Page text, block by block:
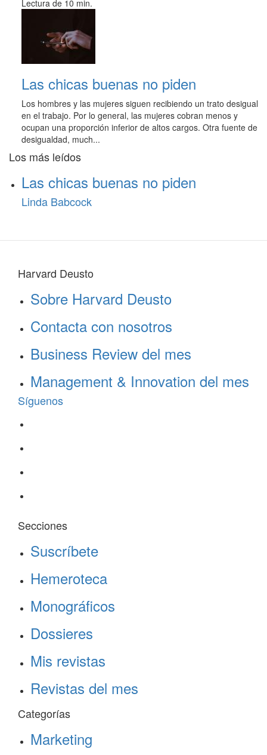
Lectura de 10 min.
Las chicas buenas no piden
Los hombres y las mujeres siguen recibiendo un trato desigual
en el trabajo. Por lo general, las mujeres cobran menos y
ocupan una proporción inferior de altos cargos. Otra fuente de
desigualdad, much...
Los más leídos
Las chicas buenas no piden
Linda Babcock
Harvard Deusto
Sobre Harvard Deusto
Contacta con nosotros
Business Review del mes
Management & Innovation del mes
Síguenos
Secciones
Suscríbete
Hemeroteca
Monográficos
Dossieres
Mis revistas
Revistas del mes
Categorías
Marketing